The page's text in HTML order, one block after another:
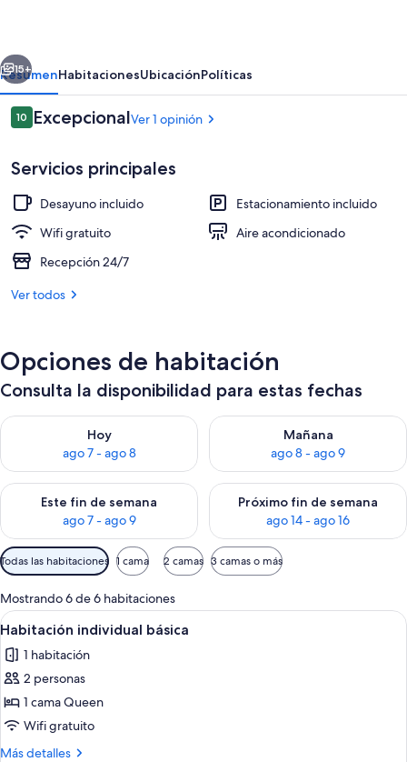
Siguiente
15+
ResumenHabitacionesUbicaciónPolíticas
Opiniones
1010 de 10,
ExcepcionalVer 1 opinión
Servicios principales
Desayuno incluido
Estacionamiento incluido
Wifi gratuito
Aire acondicionado
Recepción 24/7
Ver todos
Opciones de habitación
Consulta la disponibilidad para estas fechas
Hoy
ago 7 - ago 8
Consulta la disponibilidad para hoy ago 7 - ago 8
Mañana
ago 8 - ago 9
Consulta la disponibilidad
Este fin de semana
ago 7 - ago 9
Consulta la disponibilidad para este fin de semana ago 7 -
Próximo fin de semana
ago 14 - ago 16
Consulta la disponibilidad
Filtros
disponibles
para
las
habitaciones
Todas las habitaciones 1 cama 2 camas 3 camas o más
Mostrando 6 de 6 habitaciones
Abrir
todas
las
fotos
de
Habitación
individual
Una cama individual con una colcha
3
Habitación individual básica
1 habitación
2 personas
1 cama Queen
Wifi gratuito
Más detalles
Más